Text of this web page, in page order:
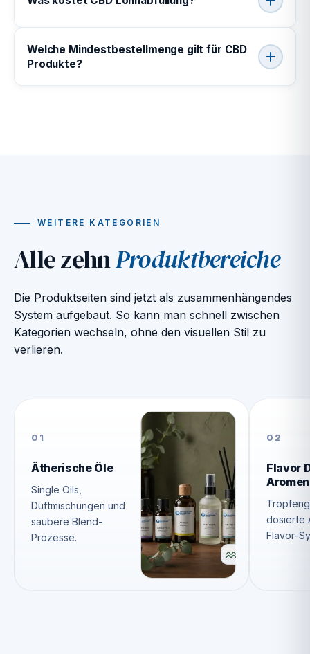
Welche Mindestbestellmenge gilt für CBD
Produkte?
WEITERE KATEGORIEN
Alle zehnProduktbereiche
Die Produktseiten sind jetzt als zusammenhängendes
System aufgebaut. So kann man schnell zwischen
Kategorien wechseln, ohne den visuellen Stil zu
verlieren.
01
Ätherische Öle
Single Oils,
Duftmischungen und
saubere Blend-
Prozesse.
02
Flavor
Aromen
dosierte
Flavor-